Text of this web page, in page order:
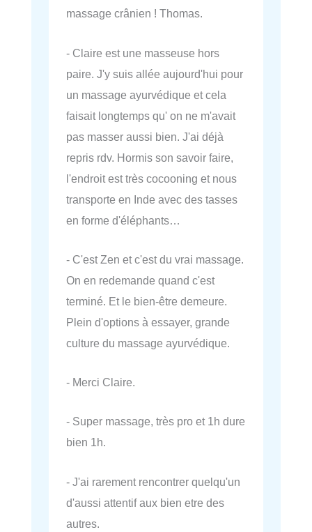
massage crânien ! Thomas.
- Claire est une masseuse hors
paire. J'y suis allée aujourd'hui pour
un massage ayurvédique et cela
faisait longtemps qu' on ne m'avait
pas masser aussi bien. J'ai déjà
repris rdv. Hormis son savoir faire,
l'endroit est très cocooning et nous
transporte en Inde avec des tasses
en forme d'éléphants…
- C'est Zen et c'est du vrai massage.
On en redemande quand c'est
terminé. Et le bien-être demeure.
Plein d'options à essayer, grande
culture du massage ayurvédique.
- Merci Claire.
- Super massage, très pro et 1h dure
bien 1h.
- J'ai rarement rencontrer quelqu'un
d'aussi attentif aux bien etre des
autres.